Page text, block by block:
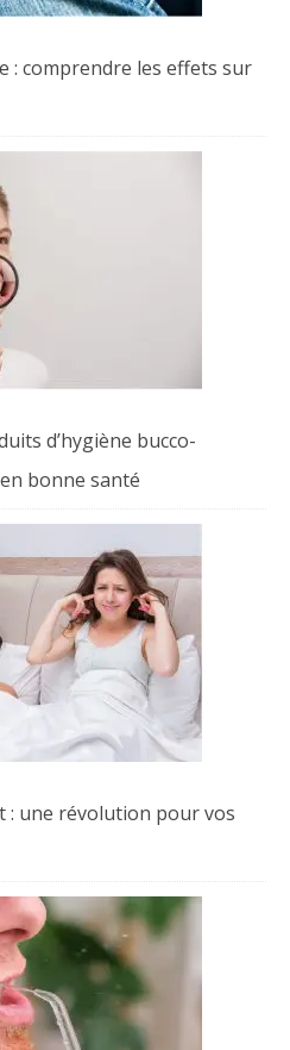
: comprendre les effets sur
d’hygiène bucco-
bonne santé
: une révolution pour vos